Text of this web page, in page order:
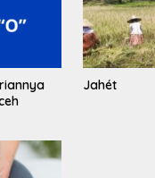
Jahét